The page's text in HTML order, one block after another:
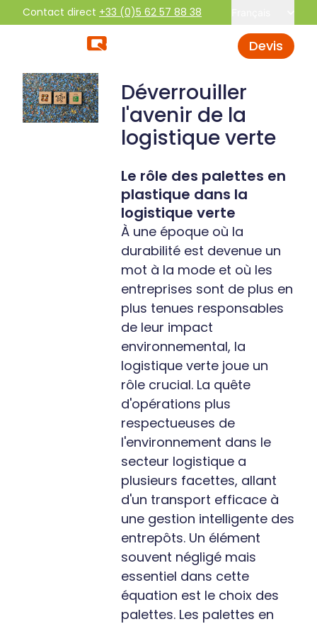
Contact direct +33 (0)5 62 57 88 38
Devis
Déverrouiller
l'avenir de la
logistique verte
Le rôle des palettes en
plastique dans la
logistique verte
À une époque où la
durabilité est devenue un
mot à la mode et où les
entreprises sont de plus en
plus tenues responsables
de leur impact
environnemental, la
logistique verte joue un
rôle crucial. La quête
d'opérations plus
respectueuses de
l'environnement dans le
secteur logistique a
plusieurs facettes, allant
d'un transport efficace à
une gestion intelligente des
entrepôts. Un élément
souvent négligé mais
essentiel dans cette
équation est le choix des
palettes. Les palettes en